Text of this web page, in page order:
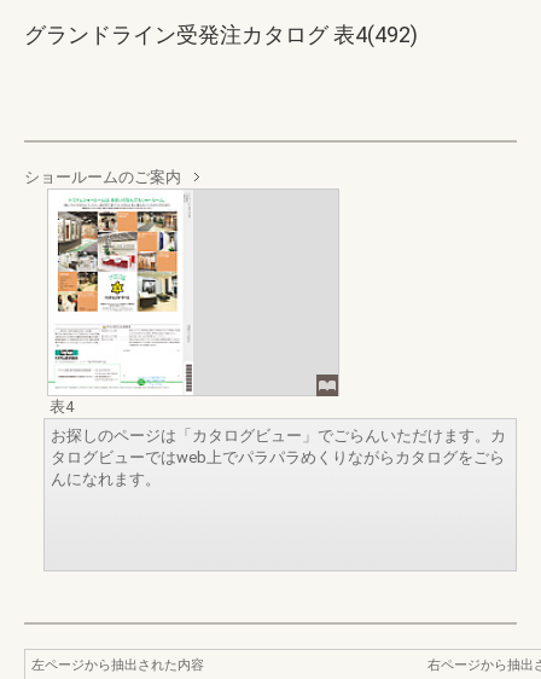
グランドライン受発注カタログ 表4(492)
ショールームのご案内
表4
お探しのページは「カタログビュー」でごらんいただけます。カ
タログビューではweb上でパラパラめくりながらカタログをごら
んになれます。
左ページから抽出された内容
右ページから抽出